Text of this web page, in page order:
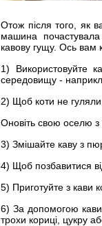
Отож після того, як
машина
кавову гущу. Ось вам
1) Використовуйте
середовищу -
2) Щоб коти не
Оновіть свою оселю
3) Змішайте каву з
4) Щоб позбавитися
5) Приготуйте з кави
6) За допомогою
трохи кориці, цукру